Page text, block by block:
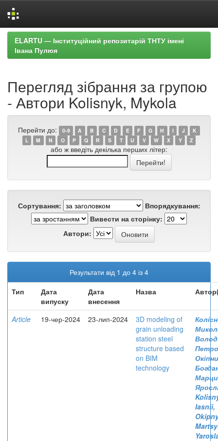
Skip
navigation
ELARTU — Інституційний репозитарій ТНТУ імені
Івана Пулюя
Перегляд зібрання за групою
- Автори Kolisnyk, Mykola
Перейти до: 0-9 A B C D E F G H I J
K
L
M N O P Q R S T U V W X Y Z
або ж введіть декілька перших літер:
Сортування:
Впорядкування:
Вивести на сторінку:
Автори:
Результати від 1 до 4 із 4
Тип
Дата
випуску
Дата
внесення
Назва
Article 19-чер-2024 23-лип-2024
3D modeling of
grain unloading
station steel
structure based
on BIM
technology
Iasnii,